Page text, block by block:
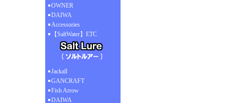
OWNER
DAIWA
Accessories
【SaltWater】ETC
Jackall
GANCRAFT
Fish Arrow
DAIWA